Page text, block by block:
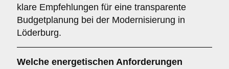
klare Empfehlungen für eine transparente
Budgetplanung bei der Modernisierung in
Löderburg.
Welche energetischen Anforderungen